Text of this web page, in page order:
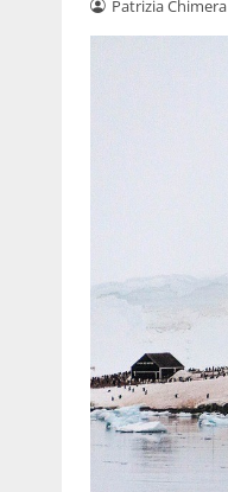
Patrizia Chimera